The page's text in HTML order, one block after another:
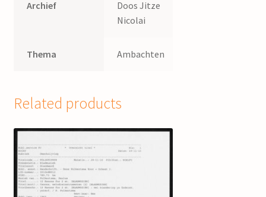
Archief
Doos Jitze
Nicolai
Thema Ambachten
Related products